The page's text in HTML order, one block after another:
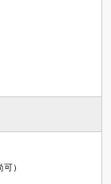
）